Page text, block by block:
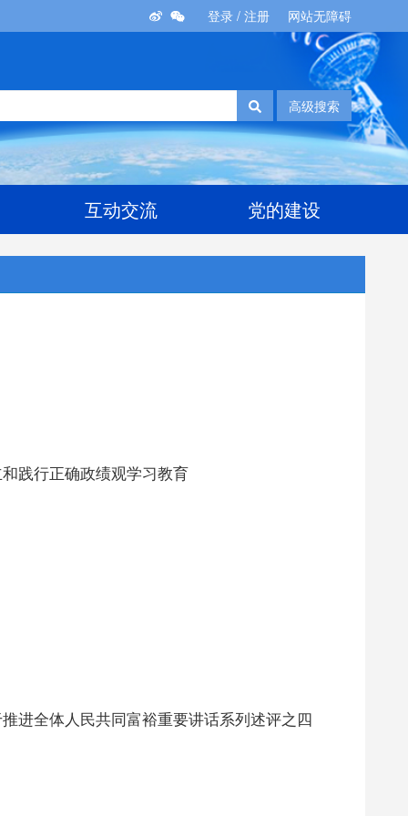
登录 / 注册 网站无障碍
高级搜索
互动交流 党的建设
践行正确政绩观学习教育
进全体人民共同富裕重要讲话系列述评之四